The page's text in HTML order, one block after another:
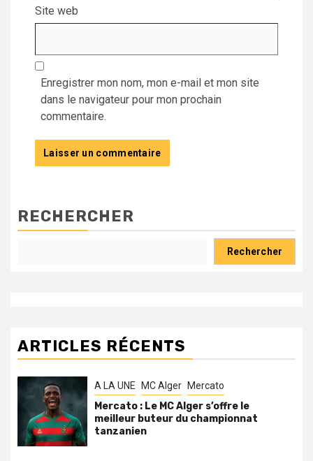
Site web
Enregistrer mon nom, mon e-mail et mon site
dans le navigateur pour mon prochain
commentaire.
RECHERCHER
Rechercher
ARTICLES RÉCENTS
A LA UNE MC Alger Mercato
Mercato : Le MC Alger s’offre le
meilleur buteur du championnat
tanzanien